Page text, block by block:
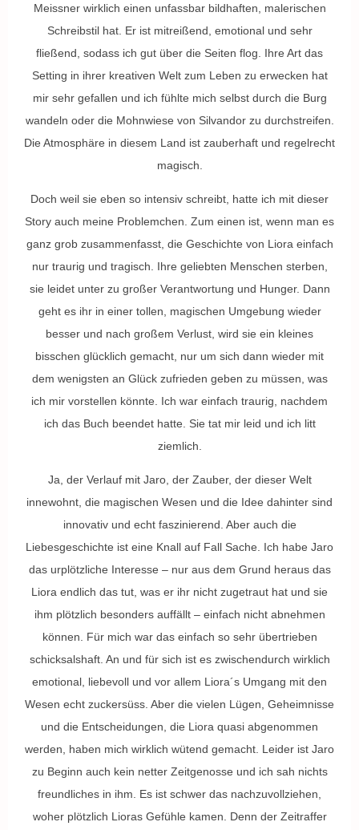
Meissner wirklich einen unfassbar bildhaften, malerischen
Schreibstil hat. Er ist mitreißend, emotional und sehr
fließend, sodass ich gut über die Seiten flog. Ihre Art das
Setting in ihrer kreativen Welt zum Leben zu erwecken hat
mir sehr gefallen und ich fühlte mich selbst durch die Burg
wandeln oder die Mohnwiese von Silvandor zu durchstreifen.
Die Atmosphäre in diesem Land ist zauberhaft und regelrecht
magisch.
Doch weil sie eben so intensiv schreibt, hatte ich mit dieser
Story auch meine Problemchen. Zum einen ist, wenn man es
ganz grob zusammenfasst, die Geschichte von Liora einfach
nur traurig und tragisch. Ihre geliebten Menschen sterben,
sie leidet unter zu großer Verantwortung und Hunger. Dann
geht es ihr in einer tollen, magischen Umgebung wieder
besser und nach großem Verlust, wird sie ein kleines
bisschen glücklich gemacht, nur um sich dann wieder mit
dem wenigsten an Glück zufrieden geben zu müssen, was
ich mir vorstellen könnte. Ich war einfach traurig, nachdem
ich das Buch beendet hatte. Sie tat mir leid und ich litt
ziemlich.
Ja, der Verlauf mit Jaro, der Zauber, der dieser Welt
innewohnt, die magischen Wesen und die Idee dahinter sind
innovativ und echt faszinierend. Aber auch die
Liebesgeschichte ist eine Knall auf Fall Sache. Ich habe Jaro
das urplötzliche Interesse – nur aus dem Grund heraus das
Liora endlich das tut, was er ihr nicht zugetraut hat und sie
ihm plötzlich besonders auffällt – einfach nicht abnehmen
können. Für mich war das einfach so sehr übertrieben
schicksalshaft. An und für sich ist es zwischendurch wirklich
emotional, liebevoll und vor allem Liora´s Umgang mit den
Wesen echt zuckersüss. Aber die vielen Lügen, Geheimnisse
und die Entscheidungen, die Liora quasi abgenommen
werden, haben mich wirklich wütend gemacht. Leider ist Jaro
zu Beginn auch kein netter Zeitgenosse und ich sah nichts
freundliches in ihm. Es ist schwer das nachzuvollziehen,
woher plötzlich Lioras Gefühle kamen. Denn der Zeitraffer